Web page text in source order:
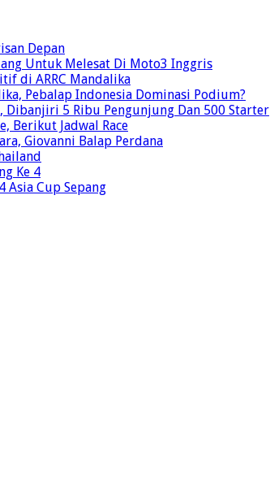
Depan
Untuk Melesat Di Moto3 Inggris
di ARRC Mandalika
Pebalap Indonesia Dominasi Podium?
Dibanjiri 5 Ribu Pengunjung Dan 500 Starter
Berikut Jadwal Race
Giovanni Balap Perdana
Ke 4
Asia Cup Sepang